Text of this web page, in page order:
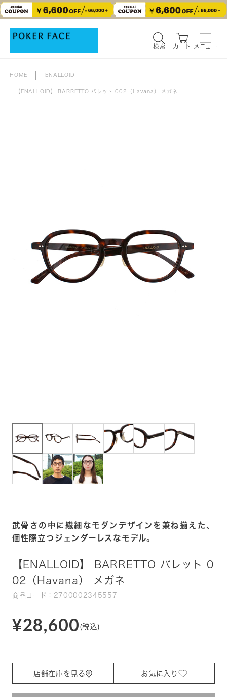
検索 カート メニュー
HOME ENALLOID
【ENALLOID】 BARRETTO バレット 002（Havana） メガネ
武骨さの中に繊細なモダンデザインを兼ね揃えた、
個性際立つジェンダーレスなモデル。
【ENALLOID】 BARRETTO バレット 0
02（Havana） メガネ
商品コード：2700002345557
¥28,600 (税込)
店舗在庫を見る お気に入り